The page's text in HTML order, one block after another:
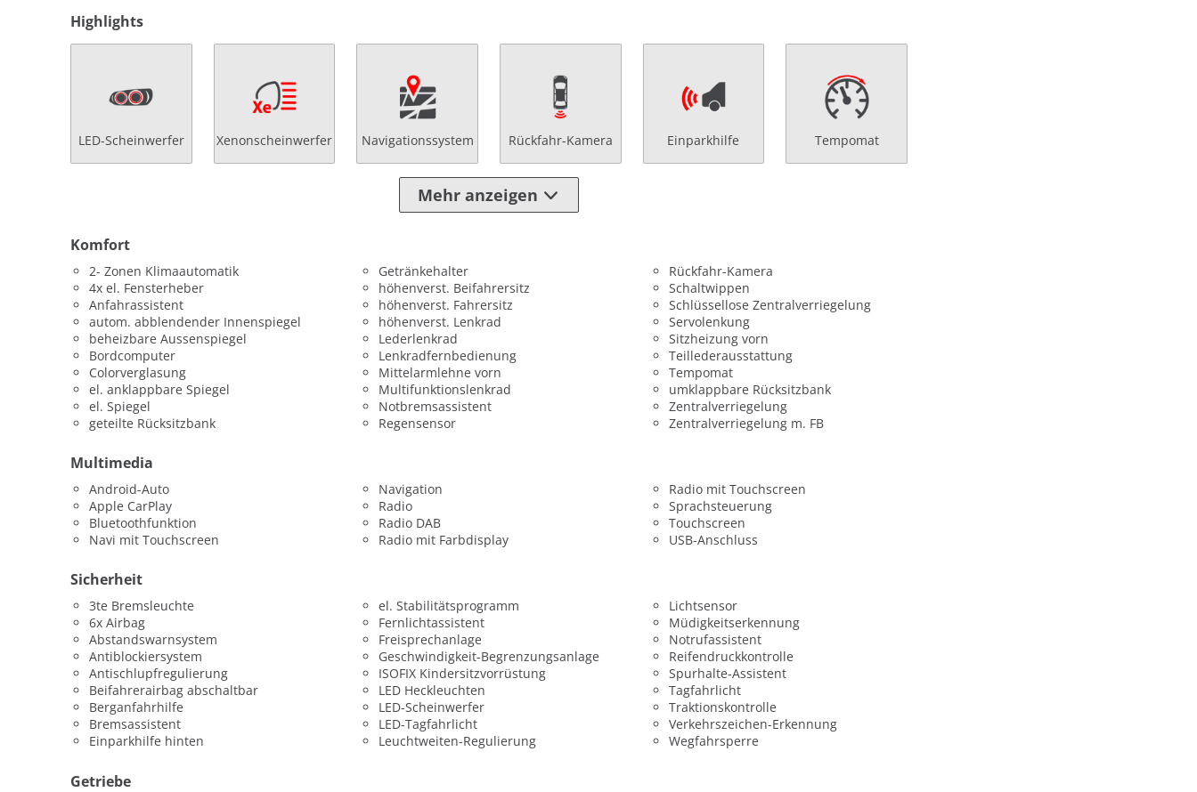
Highlights
LED-Scheinwerfer Xenonscheinwerfer Navigationssystem Rückfahr-Kamera Einparkhilfe Tempomat
Mehr anzeigen
Komfort
2- Zonen Klimaautomatik
4x el. Fensterheber
Anfahrassistent
autom. abblendender Innenspiegel
beheizbare Aussenspiegel
Bordcomputer
Colorverglasung
el. anklappbare Spiegel
el. Spiegel
geteilte Rücksitzbank
Getränkehalter
höhenverst. Beifahrersitz
höhenverst. Fahrersitz
höhenverst. Lenkrad
Lederlenkrad
Lenkradfernbedienung
Mittelarmlehne vorn
Multifunktionslenkrad
Notbremsassistent
Regensensor
Rückfahr-Kamera
Schaltwippen
Schlüssellose Zentralverriegelung
Servolenkung
Sitzheizung vorn
Teillederausstattung
Tempomat
umklappbare Rücksitzbank
Zentralverriegelung
Zentralverriegelung m. FB
Multimedia
Android-Auto
Apple CarPlay
Bluetoothfunktion
Navi mit Touchscreen
Navigation
Radio
Radio DAB
Radio mit Farbdisplay
Radio mit Touchscreen
Sprachsteuerung
Touchscreen
USB-Anschluss
Sicherheit
3te Bremsleuchte
6x Airbag
Abstandswarnsystem
Antiblockiersystem
Antischlupfregulierung
Beifahrerairbag abschaltbar
Berganfahrhilfe
Bremsassistent
Einparkhilfe hinten
el. Stabilitätsprogramm
Fernlichtassistent
Freisprechanlage
Geschwindigkeit-Begrenzungsanlage
ISOFIX Kindersitzvorrüstung
LED Heckleuchten
LED-Scheinwerfer
LED-Tagfahrlicht
Leuchtweiten-Regulierung
Lichtsensor
Müdigkeitserkennung
Notrufassistent
Reifendruckkontrolle
Spurhalte-Assistent
Tagfahrlicht
Traktionskontrolle
Verkehrszeichen-Erkennung
Wegfahrsperre
Getriebe